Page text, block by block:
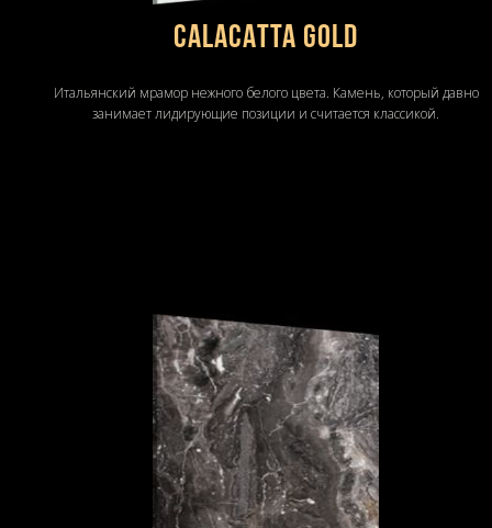
CALACATTA GOLD
Итальянский мрамор нежного белого цвета. Камень, который давно
занимает лидирующие позиции и считается классикой.